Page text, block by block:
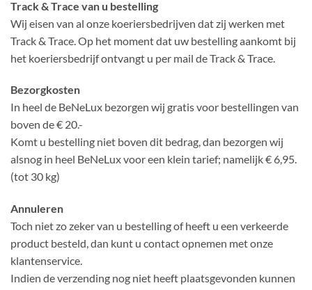
Track & Trace van u bestelling
Wij eisen van al onze koeriersbedrijven dat zij werken met
Track & Trace. Op het moment dat uw bestelling aankomt bij
het koeriersbedrijf ontvangt u per mail de Track & Trace.
Bezorgkosten
In heel de BeNeLux bezorgen wij gratis voor bestellingen van
boven de € 20.-
Komt u bestelling niet boven dit bedrag, dan bezorgen wij
alsnog in heel BeNeLux voor een klein tarief; namelijk € 6,95.
(tot 30 kg)
Annuleren
Toch niet zo zeker van u bestelling of heeft u een verkeerde
product besteld, dan kunt u contact opnemen met onze
klantenservice.
Indien de verzending nog niet heeft plaatsgevonden kunnen